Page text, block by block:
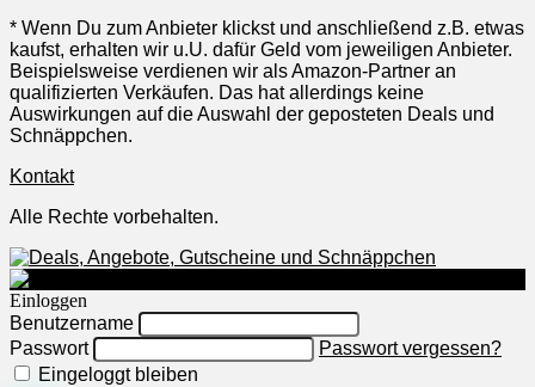
* Wenn Du zum Anbieter klickst und anschließend z.B. etwas
kaufst, erhalten wir u.U. dafür Geld vom jeweiligen Anbieter.
Beispielsweise verdienen wir als Amazon-Partner an
qualifizierten Verkäufen. Das hat allerdings keine
Auswirkungen auf die Auswahl der geposteten Deals und
Schnäppchen.
Kontakt
Alle Rechte vorbehalten.
Einloggen
Benutzername
Passwort
Passwort vergessen?
Eingeloggt bleiben